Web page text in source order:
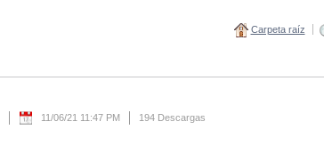
Carpeta raíz
11/06/21 11:47 PM 194 Descargas